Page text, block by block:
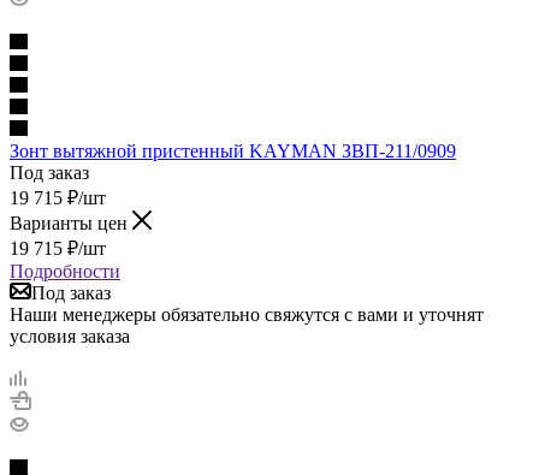
Зонт вытяжной пристенный KAYMAN ЗВП-211/0909
Под заказ
19 715 ₽/шт
Варианты цен
19 715 ₽/шт
Подробности
Под заказ
Наши менеджеры обязательно свяжутся с вами и уточнят
условия заказа